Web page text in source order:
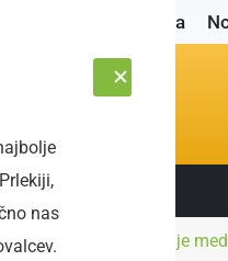
Naslovnica
nam:
nas
V Stročji vasi se je